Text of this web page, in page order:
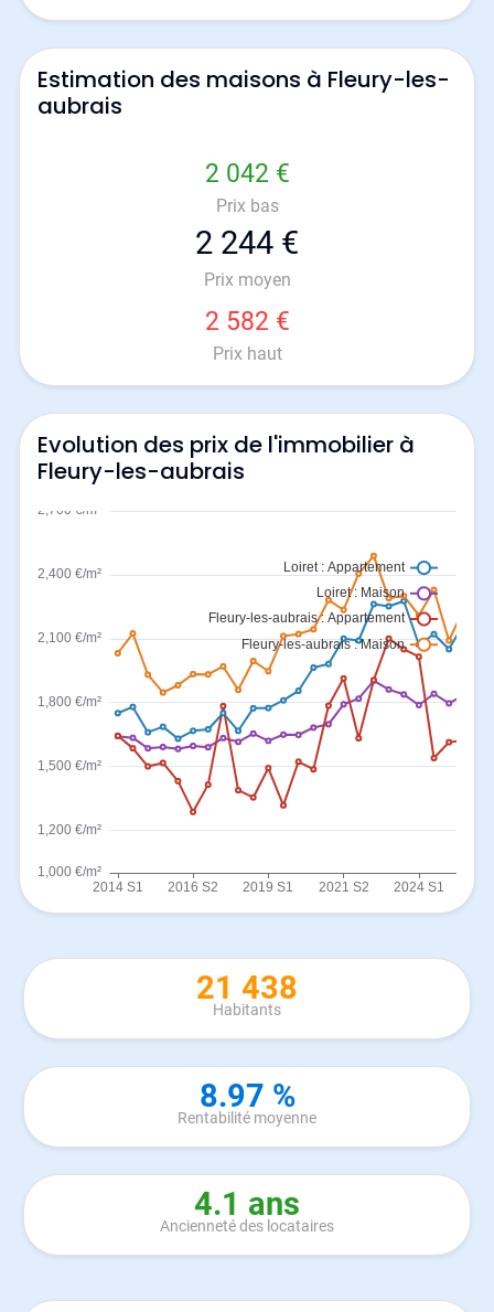
Estimation des maisons à Fleury-les-
aubrais
2 042 €
Prix bas
2 244 €
Prix moyen
2 582 €
Prix haut
Evolution des prix de l'immobilier à
Fleury-les-aubrais
21 438
Habitants
8.97 %
Rentabilité moyenne
4.1 ans
Ancienneté des locataires